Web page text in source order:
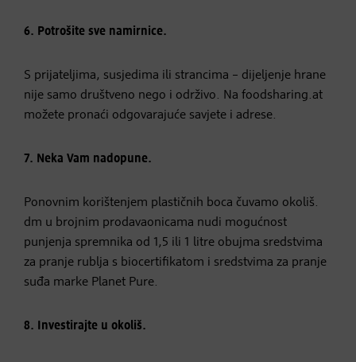
6. Potrošite sve namirnice.
S prijateljima, susjedima ili strancima – dijeljenje hrane
nije samo društveno nego i održivo. Na foodsharing.at
možete pronaći odgovarajuće savjete i adrese.
7. Neka Vam nadopune.
Ponovnim korištenjem plastičnih boca čuvamo okoliš.
dm u brojnim prodavaonicama nudi mogućnost
punjenja spremnika od 1,5 ili 1 litre obujma sredstvima
za pranje rublja s biocertifikatom i sredstvima za pranje
suđa marke Planet Pure.
8. Investirajte u okoliš.